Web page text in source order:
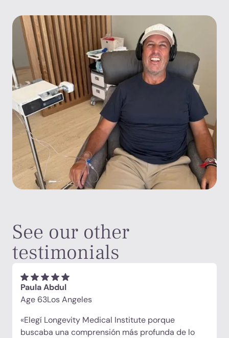
See our other
testimonials
Paula Abdul
Age 63Los Angeles
«Elegí Longevity Medical Institute porque
buscaba una comprensión más profunda de lo